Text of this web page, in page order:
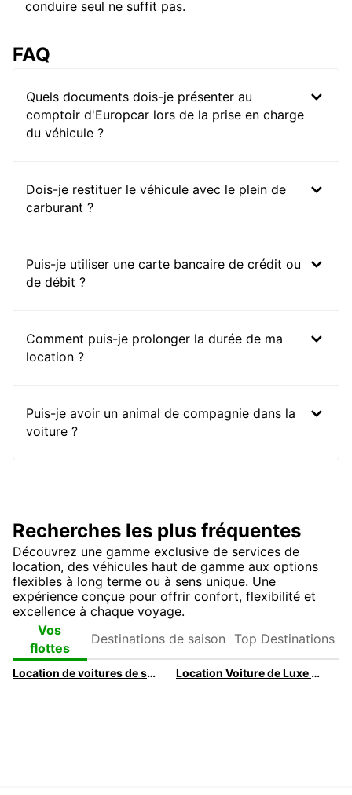
conduire seul ne suffit pas.
FAQ
Quels documents dois-je présenter au
comptoir d'Europcar lors de la prise en charge
du véhicule ?
Dois-je restituer le véhicule avec le plein de
carburant ?
Puis-je utiliser une carte bancaire de crédit ou
de débit ?
Comment puis-je prolonger la durée de ma
location ?
Puis-je avoir un animal de compagnie dans la
voiture ?
Recherches les plus fréquentes
Découvrez une gamme exclusive de services de
location, des véhicules haut de gamme aux options
flexibles à long terme ou à sens unique. Une
expérience conçue pour offrir confort, flexibilité et
excellence à chaque voyage.
Vos
flottes
saison
Destinations
Location de voitures de sport à Liège par Europcar Location Voiture de Luxe Liège - Véhicules Premium avec Europcar